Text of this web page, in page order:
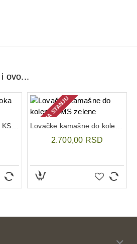
bočnih kaiševa
rupice za strujanje vazduha
– lako se briše ili ispira
ovo...
Lovačka čizma duboka KS 121 braon NEMA NA STANJU Lovačke kamašne do kolena HMS zelene
2.700,00 RSD